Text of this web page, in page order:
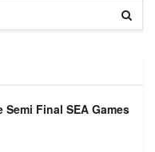
Final SEA Games